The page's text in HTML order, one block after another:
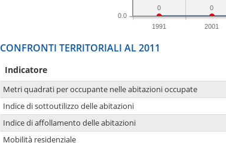
1991 2001
0.0
0
0
CONFRONTI TERRITORIALI AL 2011
Indicatore
Metri quadrati per occupante nelle abitazioni occupate
Indice di sottoutilizzo delle abitazioni
Indice di affollamento delle abitazioni
Mobilità residenziale